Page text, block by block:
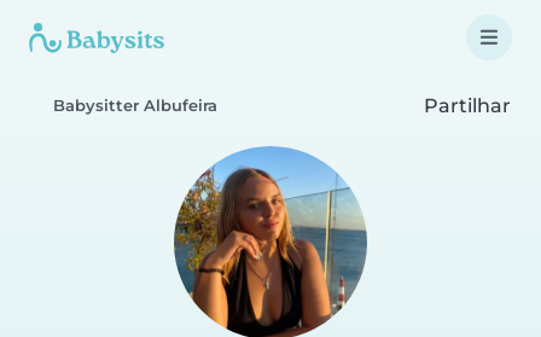
Babysitter Albufeira Partilhar